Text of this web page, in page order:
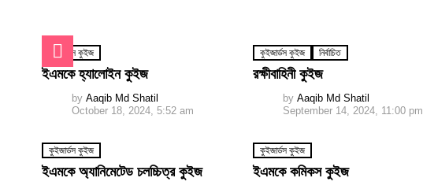
কুইজার্ডস কুইজ
ইএমকে হ্যালোইন কুইজ
by Aaqib Md Shatil
October 18, 2024, 5:52 am
কুইজার্ডস কুইজ নির্বাচিত
রক্ষীবাহিনী কুইজ
by Aaqib Md Shatil
September 14, 2024, 11:00 pm
কুইজার্ডস কুইজ
ইএমকে অ্যানিমেটেড চলচ্চিত্র কুইজ
কুইজার্ডস কুইজ
ইএমকে কমিকস কুইজ